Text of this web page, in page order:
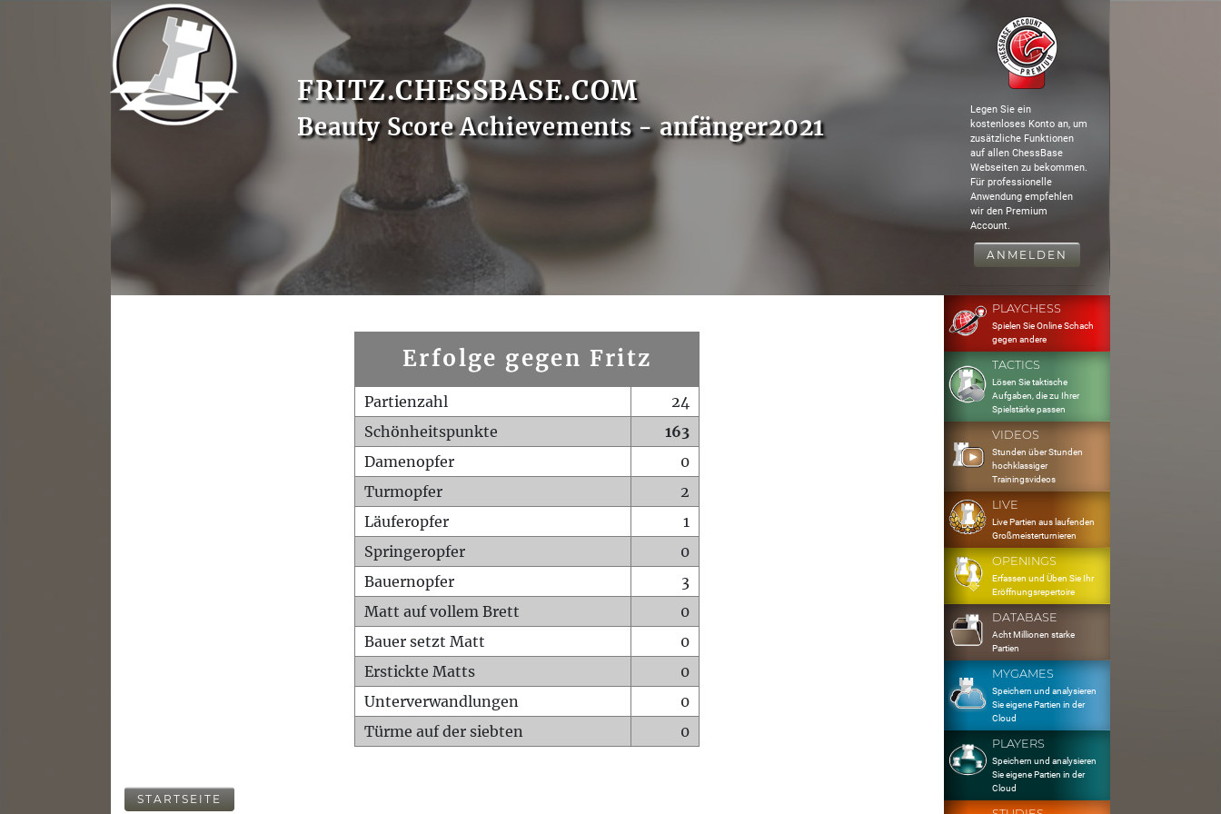
FRITZ.CHESSBASE.COM
Beauty Score Achievements - anfänger2021
Legen Sie ein
kostenloses Konto an, um
zusätzliche Funktionen
auf allen ChessBase
Webseiten zu bekommen.
Für professionelle
Anwendung empfehlen
wir den Premium
Account.
ANMELDEN
Erfolge gegen Fritz
Partienzahl
24
Schönheitspunkte
163
Damenopfer
0
Turmopfer
2
Läuferopfer
1
Springeropfer
0
Bauernopfer
3
Matt auf vollem Brett
0
Bauer setzt Matt
0
Erstickte Matts
0
Unterverwandlungen
0
Türme auf der siebten
0
STARTSEITE
PLAYCHESS
Spielen Sie Online Schach
gegen andere
TACTICS
Lösen Sie taktische
Aufgaben, die zu Ihrer
Spielstärke passen
VIDEOS
Stunden über Stunden
hochklassiger
Trainingsvideos
LIVE
Live Partien aus laufenden
Großmeisterturnieren
OPENINGS
Erfassen und Üben Sie Ihr
Eröffnungsrepertoire
DATABASE
Acht Millionen starke
Partien
MYGAMES
Speichern und analysieren
Sie eigene Partien in der
Cloud
PLAYERS
Speichern und analysieren
Sie eigene Partien in der
Cloud